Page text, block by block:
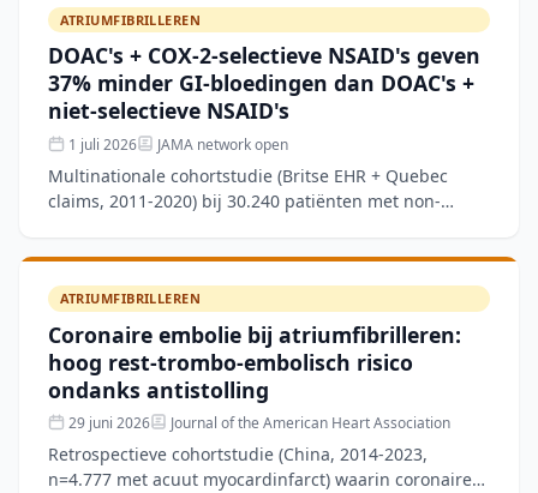
ATRIUMFIBRILLEREN
DOAC's + COX-2-selectieve NSAID's geven
37% minder GI-bloedingen dan DOAC's +
niet-selectieve NSAID's
1 juli 2026 JAMA network open
Multinationale cohortstudie (Britse EHR + Quebec
claims, 2011-2020) bij 30.240 patiënten met non-
NSAID star
ATRIUMFIBRILLEREN
Coronaire embolie bij atriumfibrilleren:
hoog rest-trombo-embolisch risico
ondanks antistolling
29 juni 2026 Journal of the American Heart Association
Retrospectieve cohortstudie (China, 2014-2023,
n=4.777 met acuut myocardinfarct) waarin coronaire